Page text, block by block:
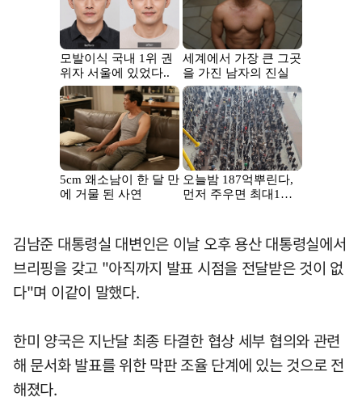
김남준 대통령실 대변인은 이날 오후 용산 대통령실에서
브리핑을 갖고 "아직까지 발표 시점을 전달받은 것이 없
다"며 이같이 말했다.
한미 양국은 지난달 최종 타결한 협상 세부 협의와 관련
해 문서화 발표를 위한 막판 조율 단계에 있는 것으로 전
해졌다.